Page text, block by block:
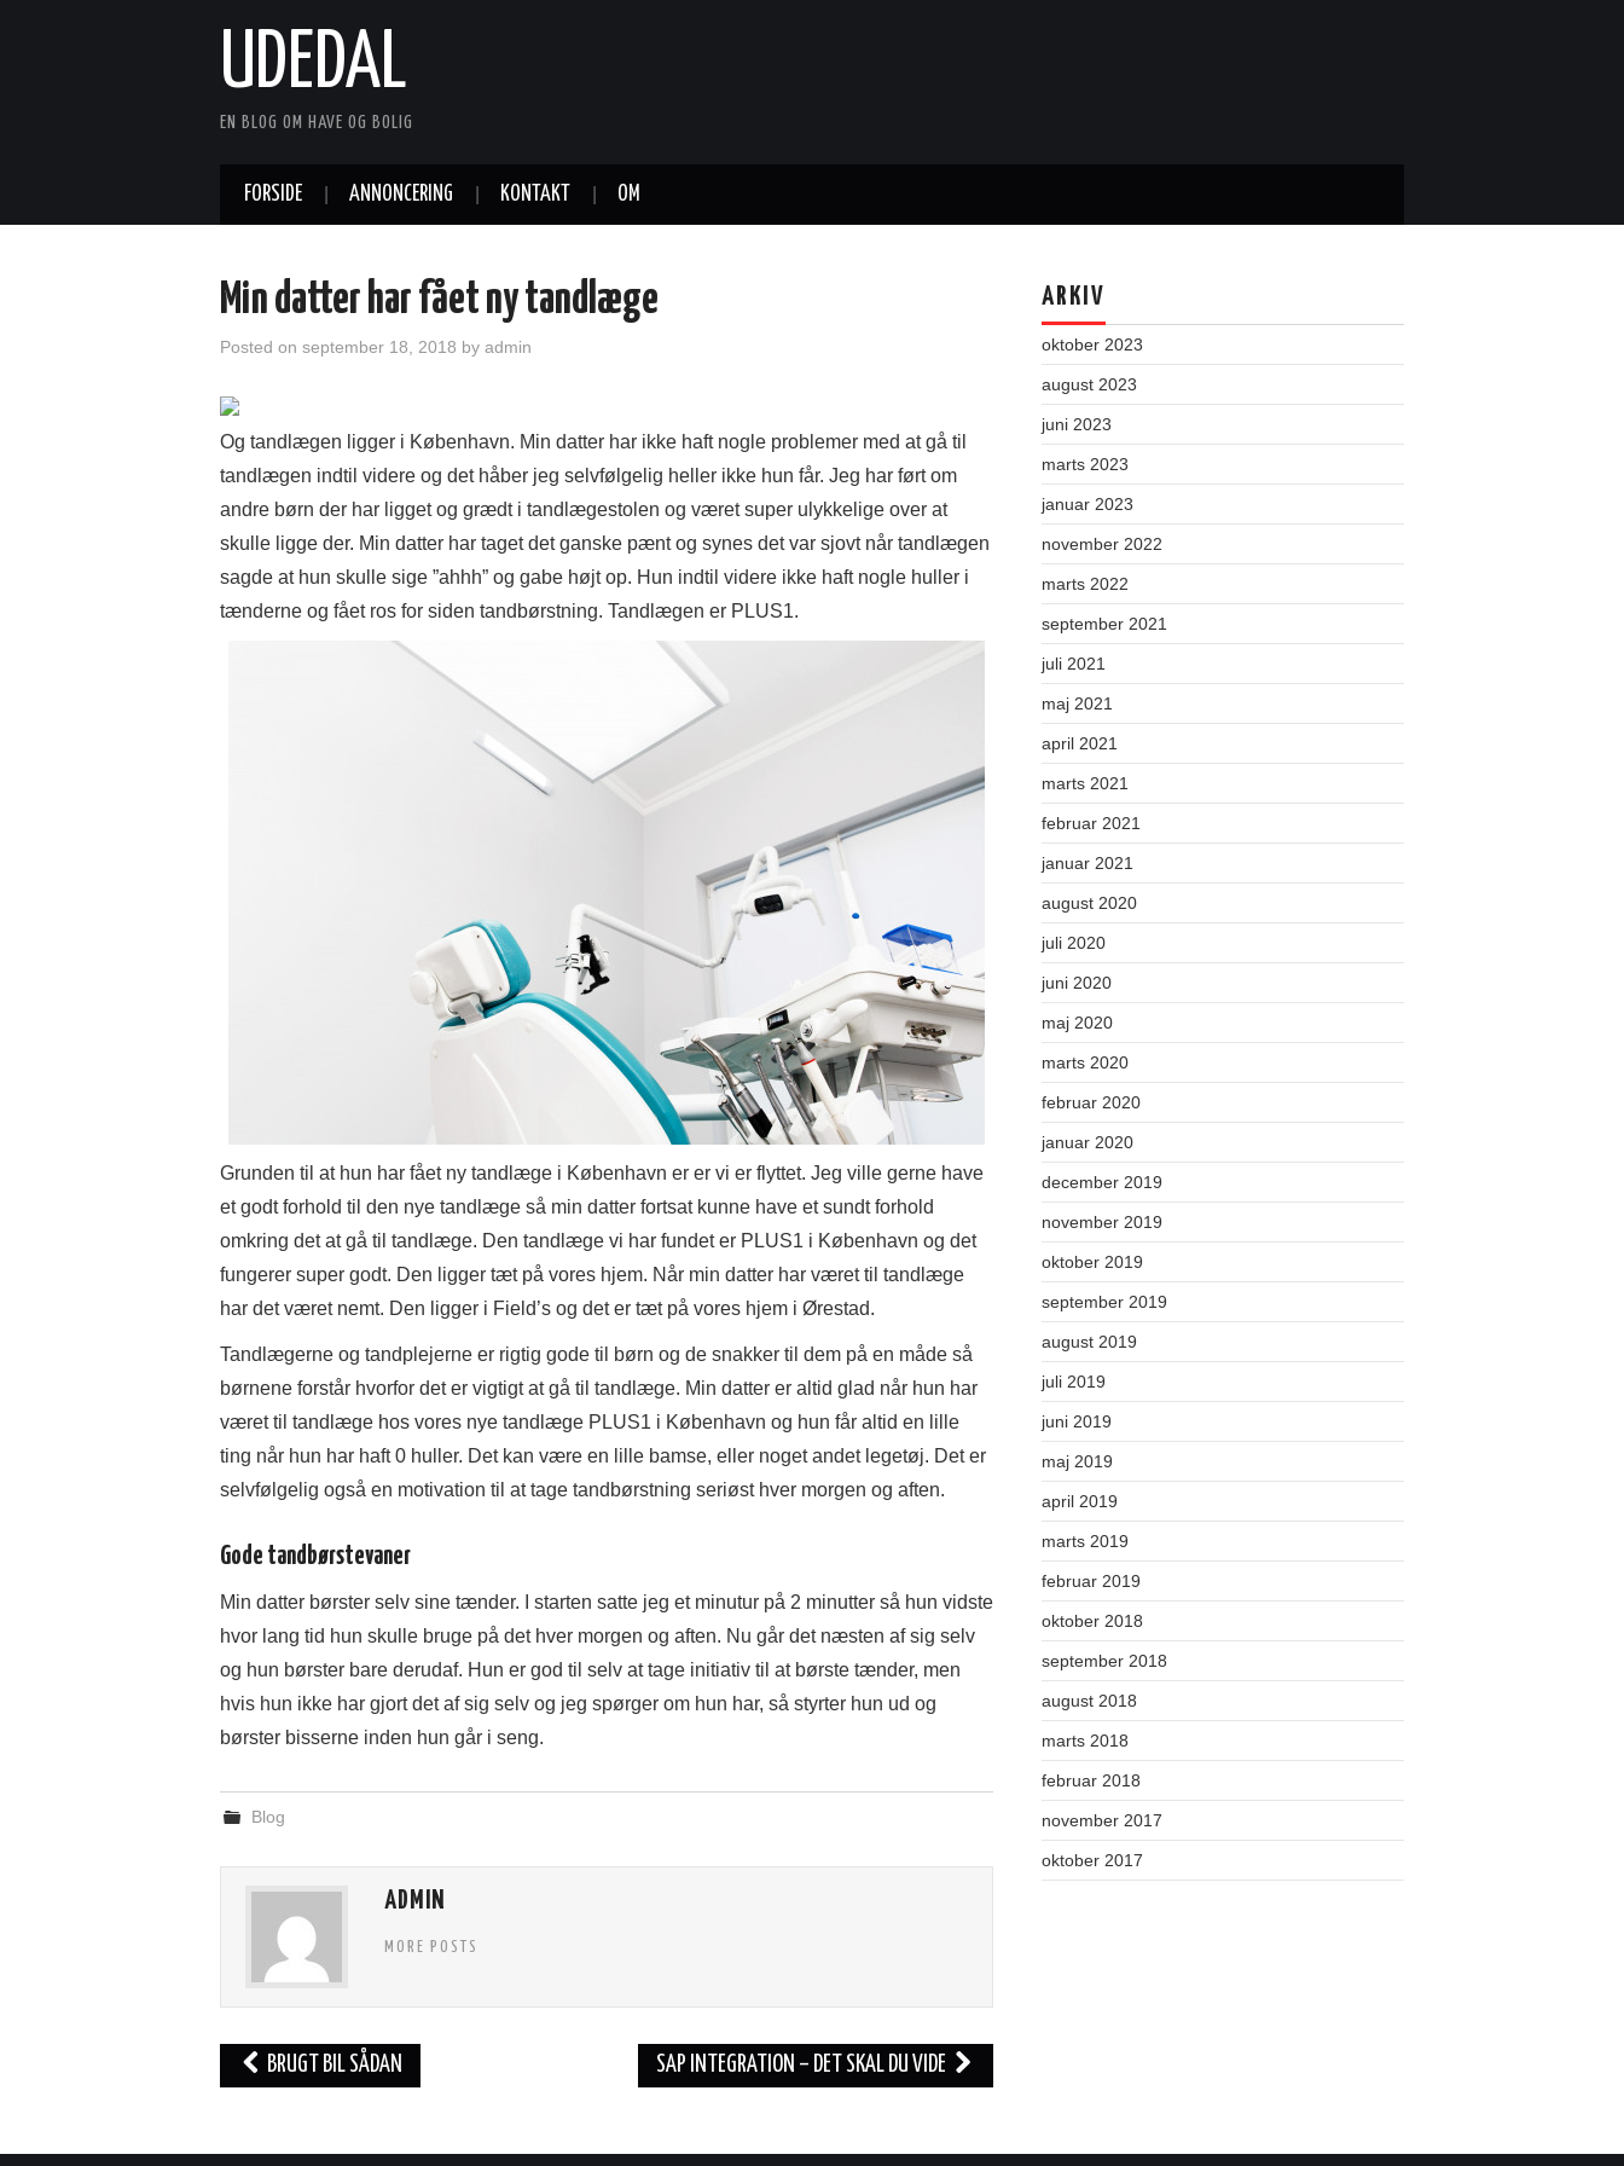
UDEDAL
EN BLOG OM HAVE OG BOLIG
FORSIDE ANNONCERING KONTAKT OM
Min datter har fået ny tandlæge
Posted on september 18, 2018 by admin
Og tandlægen ligger i København. Min datter har ikke haft nogle problemer med at gå til
tandlægen indtil videre og det håber jeg selvfølgelig heller ikke hun får. Jeg har ført om
andre børn der har ligget og grædt i tandlægestolen og været super ulykkelige over at
skulle ligge der. Min datter har taget det ganske pænt og synes det var sjovt når tandlægen
sagde at hun skulle sige ”ahhh” og gabe højt op. Hun indtil videre ikke haft nogle huller i
tænderne og fået ros for siden tandbørstning. Tandlægen er PLUS1.
Grunden til at hun har fået ny tandlæge i København er er vi er flyttet. Jeg ville gerne have
et godt forhold til den nye tandlæge så min datter fortsat kunne have et sundt forhold
omkring det at gå til tandlæge. Den tandlæge vi har fundet er PLUS1 i København og det
fungerer super godt. Den ligger tæt på vores hjem. Når min datter har været til tandlæge
har det været nemt. Den ligger i Field’s og det er tæt på vores hjem i Ørestad.
Tandlægerne og tandplejerne er rigtig gode til børn og de snakker til dem på en måde så
børnene forstår hvorfor det er vigtigt at gå til tandlæge. Min datter er altid glad når hun har
været til tandlæge hos vores nye tandlæge PLUS1 i København og hun får altid en lille
ting når hun har haft 0 huller. Det kan være en lille bamse, eller noget andet legetøj. Det er
selvfølgelig også en motivation til at tage tandbørstning seriøst hver morgen og aften.
Gode tandbørstevaner
Min datter børster selv sine tænder. I starten satte jeg et minutur på 2 minutter så hun vidste
hvor lang tid hun skulle bruge på det hver morgen og aften. Nu går det næsten af sig selv
og hun børster bare derudaf. Hun er god til selv at tage initiativ til at børste tænder, men
hvis hun ikke har gjort det af sig selv og jeg spørger om hun har, så styrter hun ud og
børster bisserne inden hun går i seng.
Blog
ADMIN
MORE POSTS
Post
navigation
BRUGT BIL SÅDAN SAP INTEGRATION – DET SKAL DU VIDE
ARKIV
oktober 2023
august 2023
juni 2023
marts 2023
januar 2023
november 2022
marts 2022
september 2021
juli 2021
maj 2021
april 2021
marts 2021
februar 2021
januar 2021
august 2020
juli 2020
juni 2020
maj 2020
marts 2020
februar 2020
januar 2020
december 2019
november 2019
oktober 2019
september 2019
august 2019
juli 2019
juni 2019
maj 2019
april 2019
marts 2019
februar 2019
oktober 2018
september 2018
august 2018
marts 2018
februar 2018
november 2017
oktober 2017